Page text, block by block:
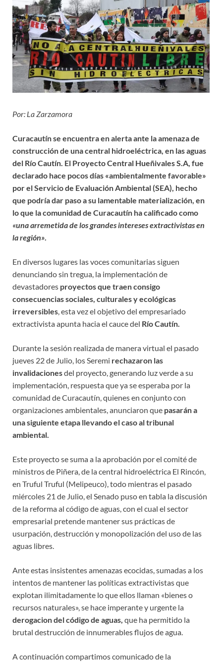
Por: La Zarzamora
Curacautín se encuentra en alerta ante la amenaza de
construcción de una central hidroeléctrica, en las aguas
del Río Cautín. El Proyecto Central Hueñivales S.A, fue
declarado hace pocos días «ambientalmente favorable»
por el Servicio de Evaluación Ambiental (SEA), hecho
que podría dar paso a su lamentable materialización, en
lo que la comunidad de Curacautín ha calificado como
«una arremetida de los grandes intereses extractivistas en
la región».
En diversos lugares las voces comunitarias siguen
denunciando sin tregua, la implementación de
devastadores proyectos que traen consigo
consecuencias sociales, culturales y ecológicas
irreversibles, esta vez el objetivo del empresariado
extractivista apunta hacia el cauce del Río Cautín.
Durante la sesión realizada de manera virtual el pasado
jueves 22 de Julio, los Seremi rechazaron las
invalidacionesdel proyecto, generando luz verde a su
implementación, respuesta que ya se esperaba por la
comunidad de Curacautín, quienes en conjunto con
organizaciones ambientales, anunciaron que pasarán a
una siguiente etapa llevando el caso al tribunal
ambiental.
Este proyecto se suma a la aprobación por el comité de
ministros de Piñera, de la central hidroeléctrica El Rincón,
en Truful Truful (Melipeuco), todo mientras el pasado
miércoles 21 de Julio, el Senado puso en tabla la discusión
de la reforma al código de aguas, con el cual el sector
empresarial pretende mantener sus prácticas de
usurpación, destrucción y monopolización del uso de las
aguas libres.
Ante estas insistentes amenazas ecocidas, sumadas a los
intentos de mantener las políticas extractivistas que
explotan ilimitadamente lo que ellos llaman «bienes o
recursos naturales», se hace imperante y urgente la
derogacion del código de aguas, que ha permitido la
brutal destrucción de innumerables flujos de agua.
A continuación compartimos comunicado de la